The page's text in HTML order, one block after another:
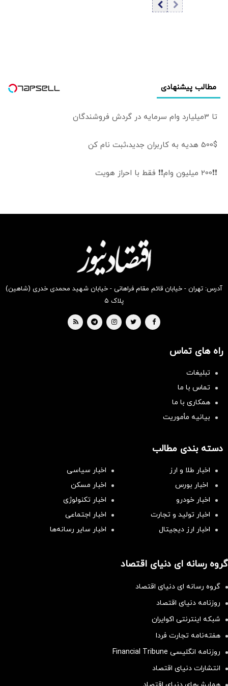
مطالب پیشنهادی
تا 3میلیارد وام سرمایه در گردش فروشندگان
500$ هدیه به کاربران جدید،ثبت نام کن
❗❗200 میلیون وام❗❗ فقط با احراز هویت
آدرس: تهران - خیابان قائم مقام فراهانی - خیابان شهید محمدی خدری (شاهین)
پلاک ۵
راه های تماس
تبلیغات
تماس با ما
همکاری با ما
بیانیه مأموریت
دسته بندی مطالب
اخبار طلا و ارز
اخبار سیاسی
اخبار بورس
اخبار مسکن
اخبار خودرو
اخبار تکنولوژی
اخبار تولید و تجارت
اخبار اجتماعی
اخبار ارز دیجیتال
اخبار سایر رسانه‌‌ها
گروه رسانه ای دنیای اقتصاد
گروه رسانه ای دنیای اقتصاد
روزنامه دنیای اقتصاد
شبکه اینترنتی اکوایران
هفته‌نامه تجارت فردا
روزنامه انگلیسی Financial Tribune
انتشارات دنیای اقتصاد